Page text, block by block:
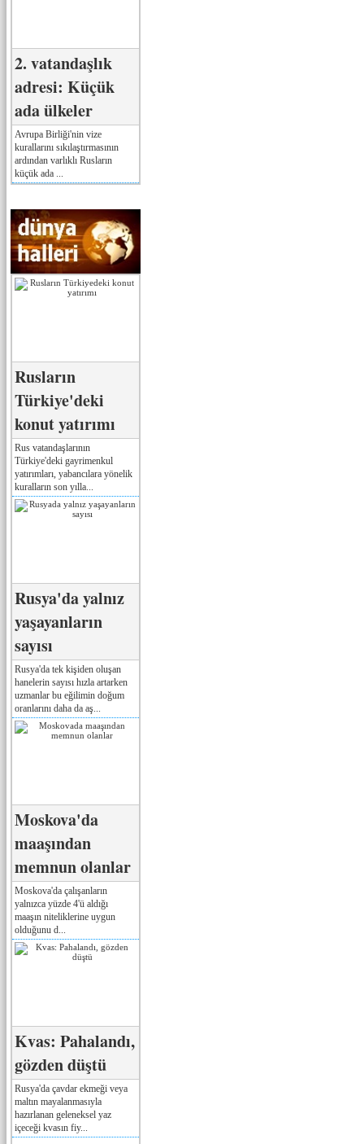
2. vatandaşlık
adresi: Küçük
ada ülkeler
Avrupa Birliği'nin vize
kurallarını sıkılaştırmasının
ardından varlıklı Rusların
küçük ada ...
Rusların
Türkiye'deki
konut yatırımı
Rus vatandaşlarının
Türkiye'deki gayrimenkul
yatırımları, yabancılara yönelik
kuralların son yılla...
Rusya'da yalnız
yaşayanların
sayısı
Rusya'da tek kişiden oluşan
hanelerin sayısı hızla artarken
uzmanlar bu eğilimin doğum
oranlarını daha da aş...
Moskova'da
maaşından
memnun olanlar
Moskova'da çalışanların
yalnızca yüzde 4'ü aldığı
maaşın niteliklerine uygun
olduğunu d...
Kvas: Pahalandı,
gözden düştü
Rusya'da çavdar ekmeği veya
maltın mayalanmasıyla
hazırlanan geleneksel yaz
içeceği kvasın fiy...